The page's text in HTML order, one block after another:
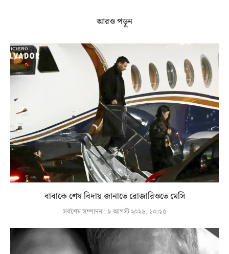
আরও পড়ুন
বাবাকে শেষ বিদায় জানাতে রোজারিওতে মেসি
সর্বশেষ সম্পাদনা: ৯ আগস্ট ২০২৬, ১০:১৫